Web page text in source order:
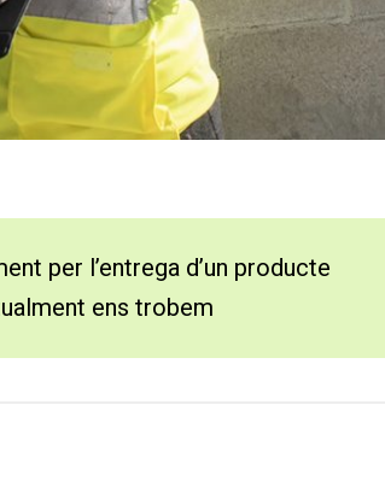
per l’entrega d’un producte
ens trobem